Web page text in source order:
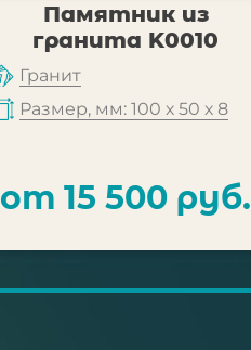
Памятник из
гранита K0010
Гранит
Размер, мм: 100 х 50 х 8
от 15 500 руб.